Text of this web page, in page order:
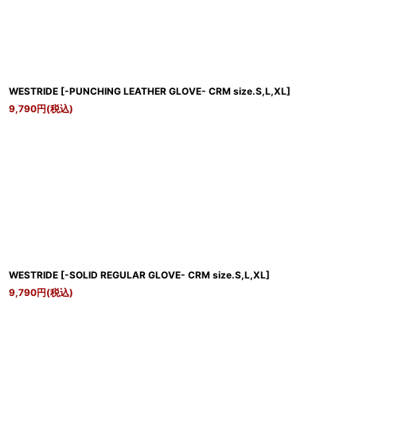
WESTRIDE [-PUNCHING LEATHER GLOVE- CRM size.S,L,XL]
9,790円(税込)
WESTRIDE [-SOLID REGULAR GLOVE- CRM size.S,L,XL]
9,790円(税込)